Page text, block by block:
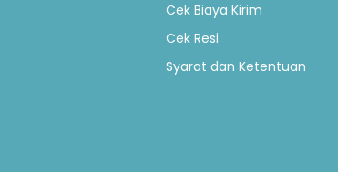
Cek Biaya Kirim
Cek Resi
Syarat dan Ketentuan